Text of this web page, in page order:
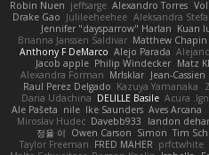
Robin Nuen jeffsarge Alexandro Torres
Drake Gao Julileeheehee Aleksandra
Jennifer "daysparrow" Harlan Kuan
Brianna Janssen Saldivar Matthew Chapin
Anthony F DeMarco Alejo Parada
Jacob apple Philip Windecker Matz
Alexandra Forman MrIsklar Jean-
Raul Perez Delgado Kazuya Yamanaka
Daria Udachina DELILLE Basile Acura
Ale Pašeta nile Ike Saunders Aves Arcana
Miroslav Hudec Davebb933 landon
정율 이 Owen Carson Simon Tim
Taylor Freeman FRED MAHER prfctwhite